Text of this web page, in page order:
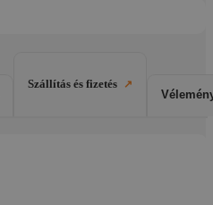
Szállítás és fizetés